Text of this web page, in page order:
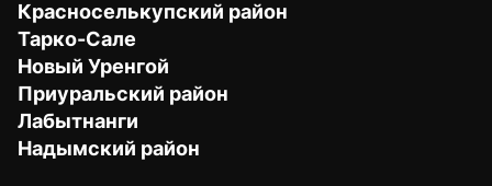
Красноселькупский район
Тарко-Сале
Новый Уренгой
Приуральский район
Лабытнанги
Надымский район